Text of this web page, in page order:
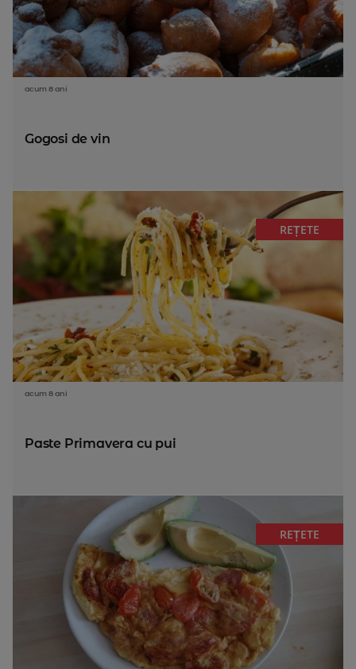
acum 8 ani
Gogosi de vin
REȚETE
acum 8 ani
Paste Primavera cu pui
REȚETE